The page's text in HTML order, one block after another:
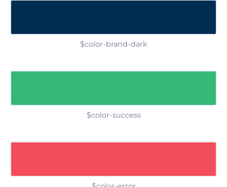
$color-brand-dark
$color-success